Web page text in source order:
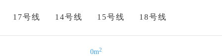
17号线 14号线 15号线 18号线
0m2